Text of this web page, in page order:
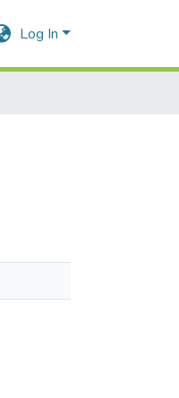
Log In